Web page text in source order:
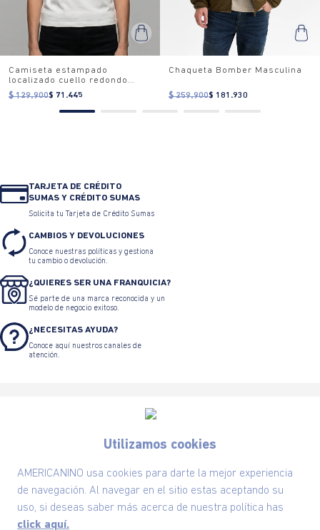
Utilizamos cookies
AMERICANINO usa cookies para darte la mejor experiencia
de navegación. Al navegar en el sitio estas aceptando su
uso, si deseas saber más acerca de nuestra política has
click aquí.
Camiseta estampado
localizado cuello redondo
para mujer
$ 129.900$ 71.445
Chaqueta Bomber Masculina
$ 259.900$ 181.930
TARJETA DE CRÉDITO
SUMAS Y CRÉDITO SUMAS
Solicita tu Tarjeta de Crédito Sumas
CAMBIOS Y DEVOLUCIONES
Conoce nuestras políticas y gestiona
tu cambio o devolución.
¿QUIERES SER UNA FRANQUICIA?
Sé parte de una marca reconocida y un
modelo de negocio exitoso.
¿NECESITAS AYUDA?
Conoce aquí nuestros canales de
atención.
Suscríbete ahora nuestro Newsletter y recibe
SUSCRÍBETE AHORA